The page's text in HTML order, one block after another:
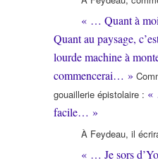
« … Quant à
Quant au paysage,
lourde machine à
commencerai… »
gouaillerie épistolaire : «
facile… »
À Feydeau, il
« … Je sors